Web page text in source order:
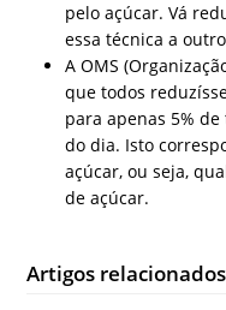
pelo açúcar. Vá
essa técnica a
A OMS
que todos
para apenas 5%
do dia. Isto
açúcar, ou seja,
de açúcar.
Artigos relacionados